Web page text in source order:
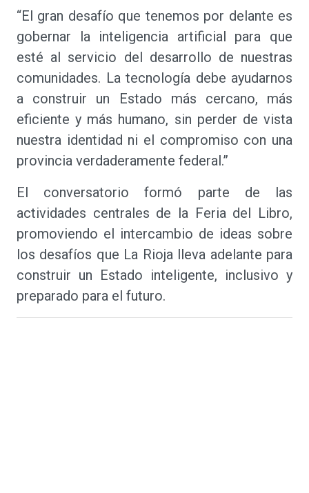
“El gran desafío que tenemos por delante es
gobernar la inteligencia artificial para que
esté al servicio del desarrollo de nuestras
comunidades. La tecnología debe ayudarnos
a construir un Estado más cercano, más
eficiente y más humano, sin perder de vista
nuestra identidad ni el compromiso con una
provincia verdaderamente federal.”
El conversatorio formó parte de las
actividades centrales de la Feria del Libro,
promoviendo el intercambio de ideas sobre
los desafíos que La Rioja lleva adelante para
construir un Estado inteligente, inclusivo y
preparado para el futuro.